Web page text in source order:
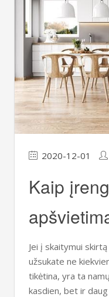
2020-12-01
Kaip
Jei į skaitymui
užsukate ne
tikėtina, yra ta
kasdien, bet ir